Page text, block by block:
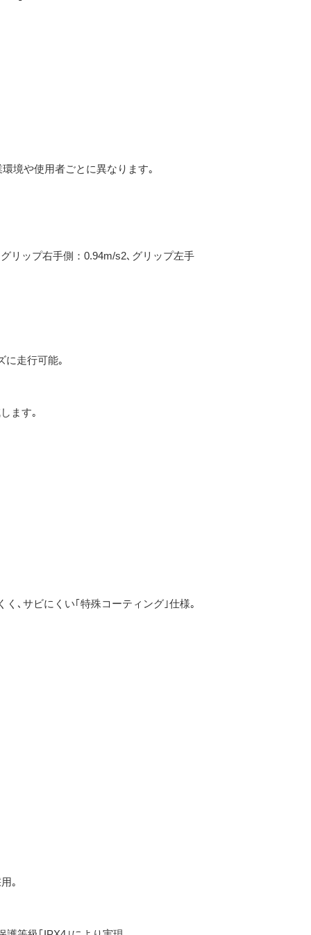
境や使用者ごとに異なります｡
リップ右手側：0.94m/s2､グリップ左手
に走行可能｡
ます｡
､サビにくい｢特殊コーティング｣仕様｡
｡